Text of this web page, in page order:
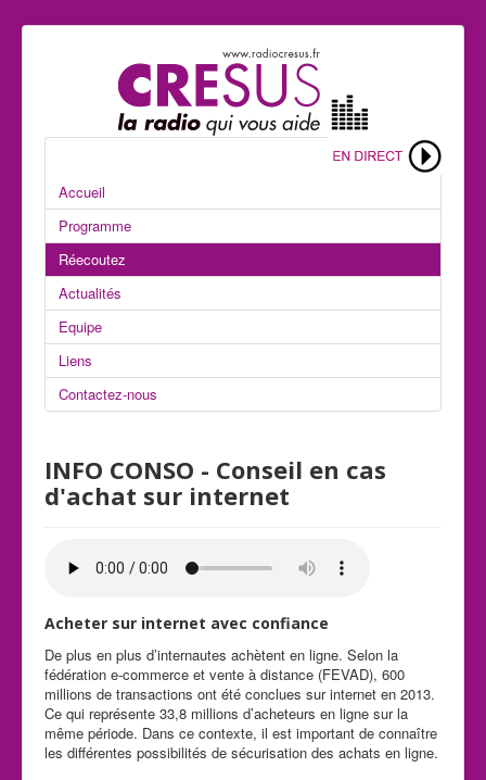
Accueil
Programme
Réecoutez
Actualités
Equipe
Liens
Contactez-nous
INFO CONSO - Conseil en cas
d'achat sur internet
Acheter sur internet avec confiance
De plus en plus d’internautes achètent en ligne. Selon la
fédération e-commerce et vente à distance (FEVAD), 600
millions de transactions ont été conclues sur internet en 2013.
Ce qui représente 33,8 millions d’acheteurs en ligne sur la
même période. Dans ce contexte, il est important de connaître
les différentes possibilités de sécurisation des achats en ligne.